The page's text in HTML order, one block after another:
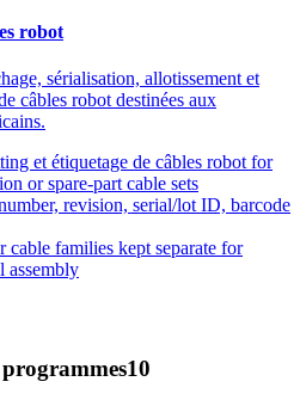
robot
sérialisation, allotissement et
câbles robot destinées aux
et étiquetage de câbles robot for
or spare-part cable sets
revision, serial/lot ID, barcode
cable families kept separate for
assembly
10